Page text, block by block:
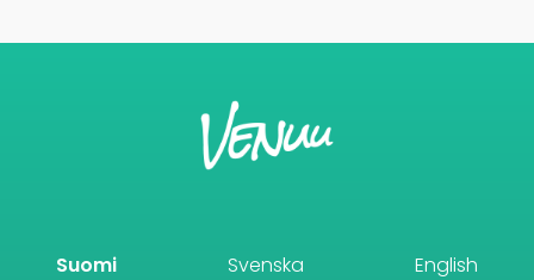
Suomi Svenska English